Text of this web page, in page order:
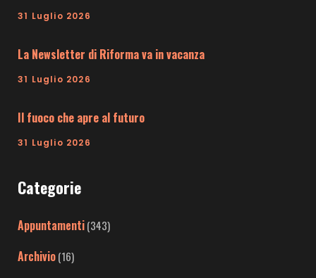
31 Luglio 2026
La Newsletter di Riforma va in vacanza
31 Luglio 2026
Il fuoco che apre al futuro
31 Luglio 2026
Categorie
Appuntamenti(343)
Archivio(16)